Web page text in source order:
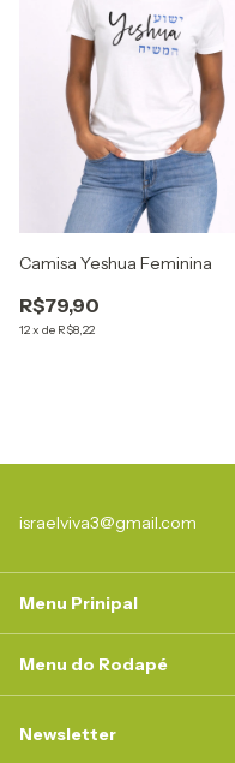
Camisa Yeshua Feminina
R$79,90
12x de R$8,22
israelviva3@gmail.com
Menu Prinipal
Menu do Rodapé
Newsletter